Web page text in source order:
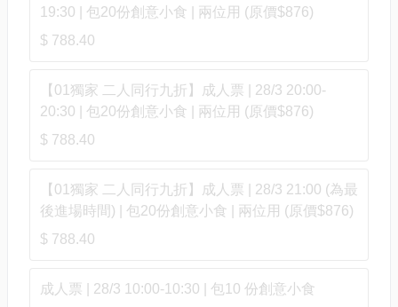
19:30 | 包20份創意小食 | 兩位用 (原價$876)
$ 788.40
【01獨家 二人同行九折】成人票 | 28/3 20:00-
20:30 | 包20份創意小食 | 兩位用 (原價$876)
$ 788.40
【01獨家 二人同行九折】成人票 | 28/3 21:00 (為最
後進場時間) | 包20份創意小食 | 兩位用 (原價$876)
$ 788.40
成人票 | 28/3 10:00-10:30 | 包10 份創意小食